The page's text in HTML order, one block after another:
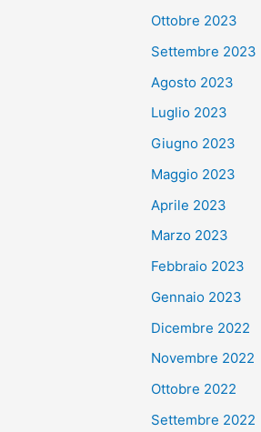
Ottobre 2023
Settembre 2023
Agosto 2023
Luglio 2023
Giugno 2023
Maggio 2023
Aprile 2023
Marzo 2023
Febbraio 2023
Gennaio 2023
Dicembre 2022
Novembre 2022
Ottobre 2022
Settembre 2022